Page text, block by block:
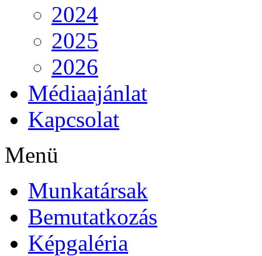
2024
2025
2026
Médiaajánlat
Kapcsolat
Menü
Munkatársak
Bemutatkozás
Képgaléria